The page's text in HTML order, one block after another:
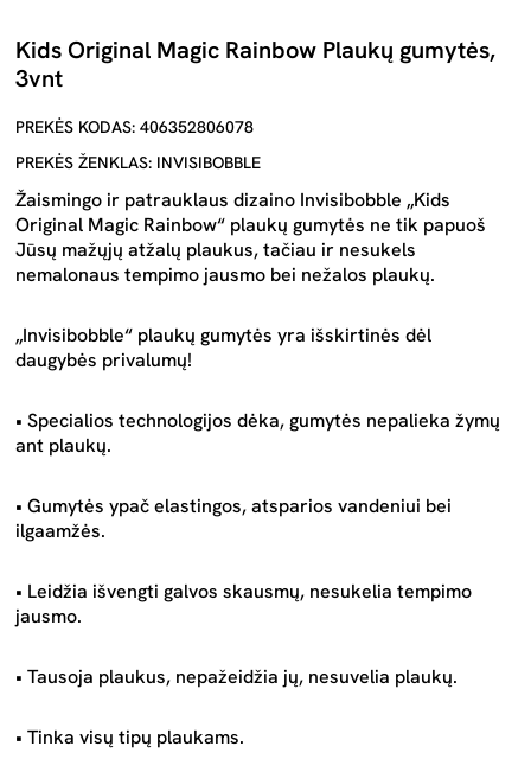
Kids Original Magic Rainbow Plaukų gumytės,
3vnt
PREKĖS KODAS: 406352806078
PREKĖS ŽENKLAS: INVISIBOBBLE
Žaismingo ir patrauklaus dizaino Invisibobble „Kids
Original Magic Rainbow“ plaukų gumytės ne tik papuoš
Jūsų mažųjų atžalų plaukus, tačiau ir nesukels
nemalonaus tempimo jausmo bei nežalos plaukų.
„Invisibobble“ plaukų gumytės yra išskirtinės dėl
daugybės privalumų!
• Specialios technologijos dėka, gumytės nepalieka žymų
ant plaukų.
• Gumytės ypač elastingos, atsparios vandeniui bei
ilgaamžės.
• Leidžia išvengti galvos skausmų, nesukelia tempimo
jausmo.
• Tausoja plaukus, nepažeidžia jų, nesuvelia plaukų.
• Tinka visų tipų plaukams.